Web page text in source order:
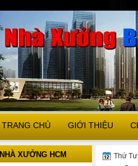
TRANG CHỦ GIỚI THIỆU
Thứ
NHÀ XƯỞNG HCM